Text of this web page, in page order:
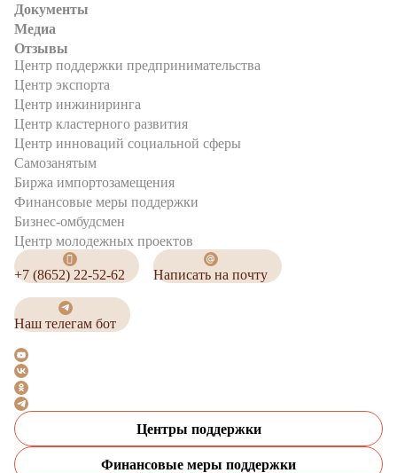
Документы
Медиа
Отзывы
Центр поддержки предпринимательства
Центр экспорта
Центр инжиниринга
Центр кластерного развития
Центр инноваций социальной сферы
Cамозанятым
Биржа импортозамещения
Финансовые меры поддержки
Бизнес-омбудсмен
Центр молодежных проектов
+7 (8652) 22-52-62 Написать на почту
Наш телегам бот
Центры поддержки
Финансовые меры поддержки